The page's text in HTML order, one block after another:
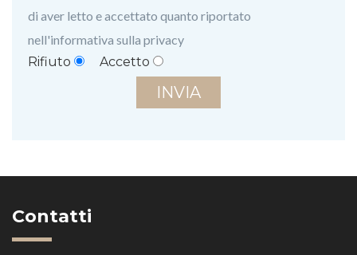
di aver letto e accettato quanto riportato
nell'informativa sulla privacy
Rifiuto
Accetto
INVIA
Contatti